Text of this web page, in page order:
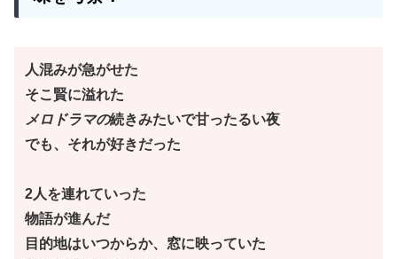
人混みが急がせた
そこ賢に溢れた
メロドラマの続きみたいで甘ったるい夜
でも、それが好きだった
2人を連れていった
物語が進んだ
目的地はいつからか、窓に映っていた